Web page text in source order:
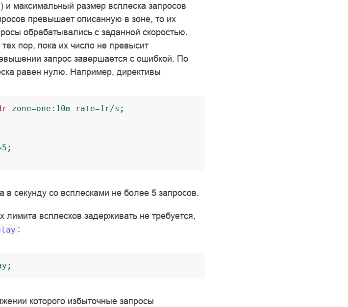
) и максимальный размер всплеска запросов
превышает описанную в зоне, то их
обрабатывались с заданной скоростью.
пор, пока их число не превысит
запрос завершается с ошибкой. По
равен нулю. Например, директивы
zone=one:10m rate=1r/s ;
;
секунду со всплесками не более 5 запросов.
всплесков задерживать не требуется,
:
;
которого избыточные запросы